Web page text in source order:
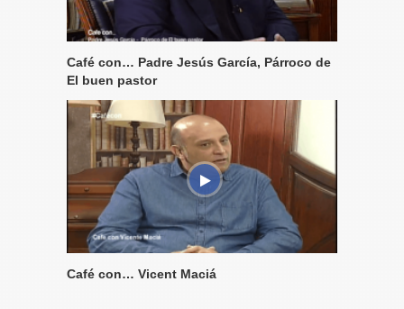
Café con… Padre Jesús García, Párroco de
El buen pastor
Café con… Vicent Maciá